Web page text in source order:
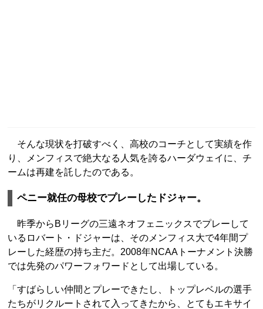
そんな現状を打破すべく、高校のコーチとして実績を作
り、メンフィスで絶大なる人気を誇るハーダウェイに、チ
ームは再建を託したのである。
ペニー就任の母校でプレーしたドジャー。
昨季からBリーグの三遠ネオフェニックスでプレーして
いるロバート・ドジャーは、そのメンフィス大で4年間プ
レーした経歴の持ち主だ。2008年NCAAトーナメント決勝
では先発のパワーフォワードとして出場している。
「すばらしい仲間とプレーできたし、トップレベルの選手
たちがリクルートされて入ってきたから、とてもエキサイ